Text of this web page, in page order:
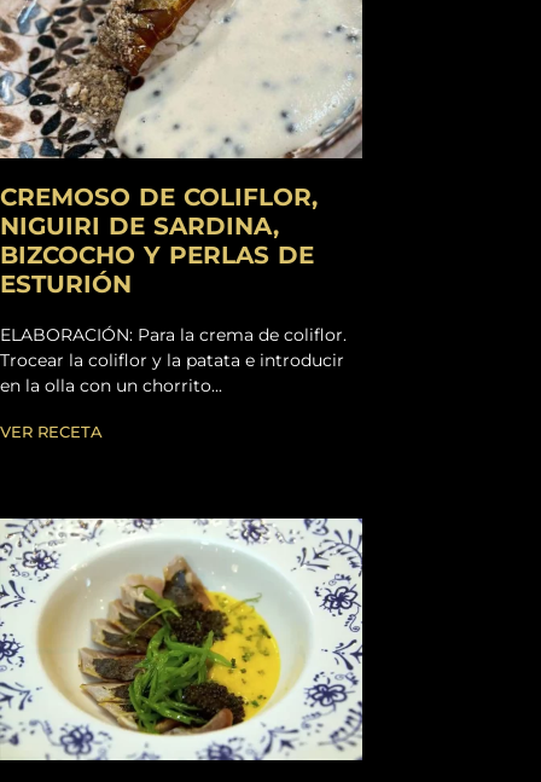
CREMOSO DE COLIFLOR,
NIGUIRI DE SARDINA,
BIZCOCHO Y PERLAS DE
ESTURIÓN
ELABORACIÓN: Para la crema de coliflor.
Trocear la coliflor y la patata e introducir
en la olla con un chorrito...
VER RECETA